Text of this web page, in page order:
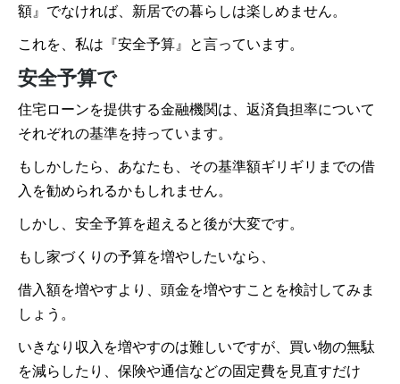
額』でなければ、新居での暮らしは楽しめません。
これを、私は『安全予算』と言っています。
安全予算で
住宅ローンを提供する金融機関は、返済負担率について
それぞれの基準を持っています。
もしかしたら、あなたも、その基準額ギリギリまでの借
入を勧められるかもしれません。
しかし、安全予算を超えると後が大変です。
もし家づくりの予算を増やしたいなら、
借入額を増やすより、頭金を増やすことを検討してみま
しょう。
いきなり収入を増やすのは難しいですが、買い物の無駄
を減らしたり、保険や通信などの固定費を見直すだけ